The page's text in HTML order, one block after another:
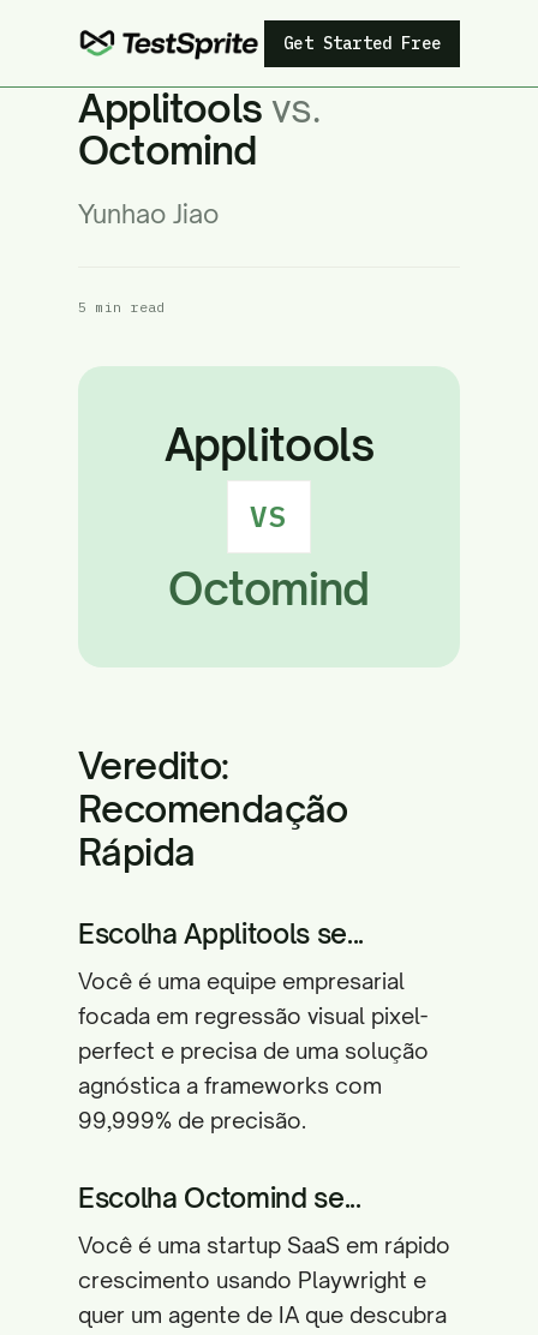
Get Started Free
Applitools vs.
Octomind
Yunhao Jiao
5 min read
Applitools
VS
Octomind
Veredito:
Recomendação
Rápida
Escolha Applitools se...
Você é uma equipe empresarial
focada em regressão visual pixel-
perfect e precisa de uma solução
agnóstica a frameworks com
99,999% de precisão.
Escolha Octomind se...
Você é uma startup SaaS em rápido
crescimento usando Playwright e
quer um agente de IA que descubra